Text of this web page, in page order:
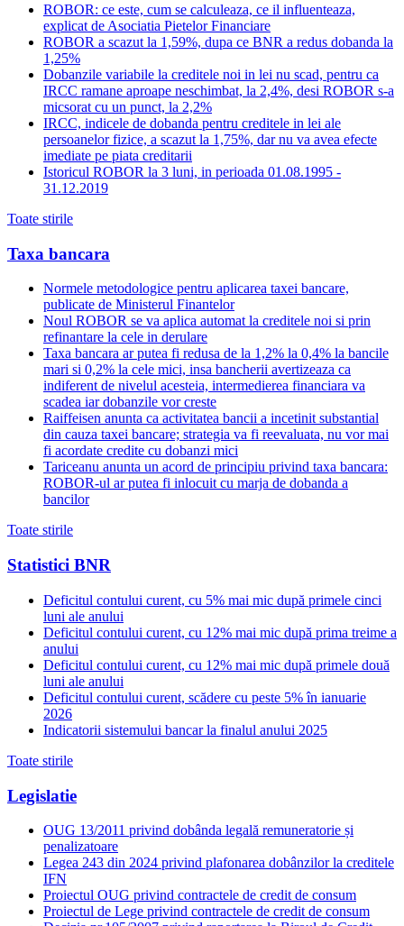
ROBOR: ce este, cum se calculeaza, ce il influenteaza,
explicat de Asociatia Pietelor Financiare
ROBOR a scazut la 1,59%, dupa ce BNR a redus dobanda la
1,25%
Dobanzile variabile la creditele noi in lei nu scad, pentru ca
IRCC ramane aproape neschimbat, la 2,4%, desi ROBOR s-a
micsorat cu un punct, la 2,2%
IRCC, indicele de dobanda pentru creditele in lei ale
persoanelor fizice, a scazut la 1,75%, dar nu va avea efecte
imediate pe piata creditarii
Istoricul ROBOR la 3 luni, in perioada 01.08.1995 -
31.12.2019
Toate stirile
Taxa bancara
Normele metodologice pentru aplicarea taxei bancare,
publicate de Ministerul Finantelor
Noul ROBOR se va aplica automat la creditele noi si prin
refinantare la cele in derulare
Taxa bancara ar putea fi redusa de la 1,2% la 0,4% la bancile
mari si 0,2% la cele mici, insa bancherii avertizeaza ca
indiferent de nivelul acesteia, intermedierea financiara va
scadea iar dobanzile vor creste
Raiffeisen anunta ca activitatea bancii a incetinit substantial
din cauza taxei bancare; strategia va fi reevaluata, nu vor mai
fi acordate credite cu dobanzi mici
Tariceanu anunta un acord de principiu privind taxa bancara:
ROBOR-ul ar putea fi inlocuit cu marja de dobanda a
bancilor
Toate stirile
Statistici BNR
Deficitul contului curent, cu 5% mai mic după primele cinci
luni ale anului
Deficitul contului curent, cu 12% mai mic după prima treime a
anului
Deficitul contului curent, cu 12% mai mic după primele două
luni ale anului
Deficitul contului curent, scădere cu peste 5% în ianuarie
2026
Indicatorii sistemului bancar la finalul anului 2025
Toate stirile
Legislatie
OUG 13/2011 privind dobânda legală remuneratorie și
penalizatoare
Legea 243 din 2024 privind plafonarea dobânzilor la creditele
IFN
Proiectul OUG privind contractele de credit de consum
Proiectul de Lege privind contractele de credit de consum